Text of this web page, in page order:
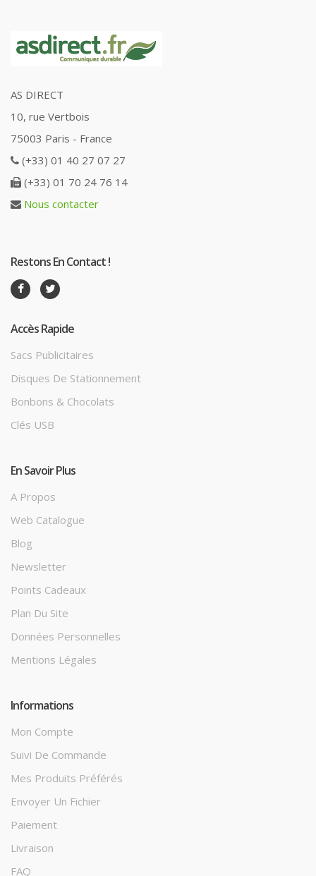
AS DIRECT
10, rue Vertbois
75003 Paris - France
(+33) 01 40 27 07 27
(+33) 01 70 24 76 14
Nous contacter
Restons En Contact !
Accès Rapide
Sacs Publicitaires
Disques De Stationnement
Bonbons & Chocolats
Clés USB
En Savoir Plus
A Propos
Web Catalogue
Blog
Newsletter
Points Cadeaux
Plan Du Site
Données Personnelles
Mentions Légales
Informations
Mon Compte
Suivi De Commande
Mes Produits Préférés
Envoyer Un Fichier
Paiement
Livraison
FAQ